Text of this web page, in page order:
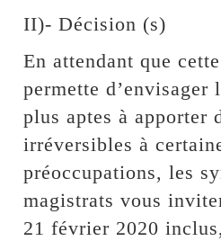
II)- Décision (s)
En attendant que
permette d’envisager
plus aptes à apporter
irréversibles à
préoccupations, les
magistrats vous
21 février 2020